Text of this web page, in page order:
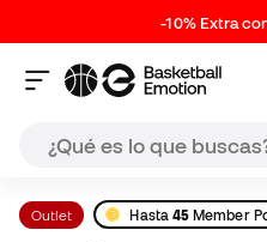
-10% Extra
Outlet Hasta 45 Member